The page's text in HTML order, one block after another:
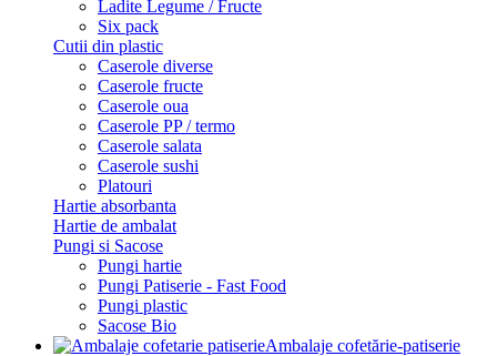
Ladite Legume / Fructe
Six pack
Cutii din plastic
Caserole diverse
Caserole fructe
Caserole oua
Caserole PP / termo
Caserole salata
Caserole sushi
Platouri
Hartie absorbanta
Hartie de ambalat
Pungi si Sacose
Pungi hartie
Pungi Patiserie - Fast Food
Pungi plastic
Sacose Bio
Ambalaje cofetărie-patiserie